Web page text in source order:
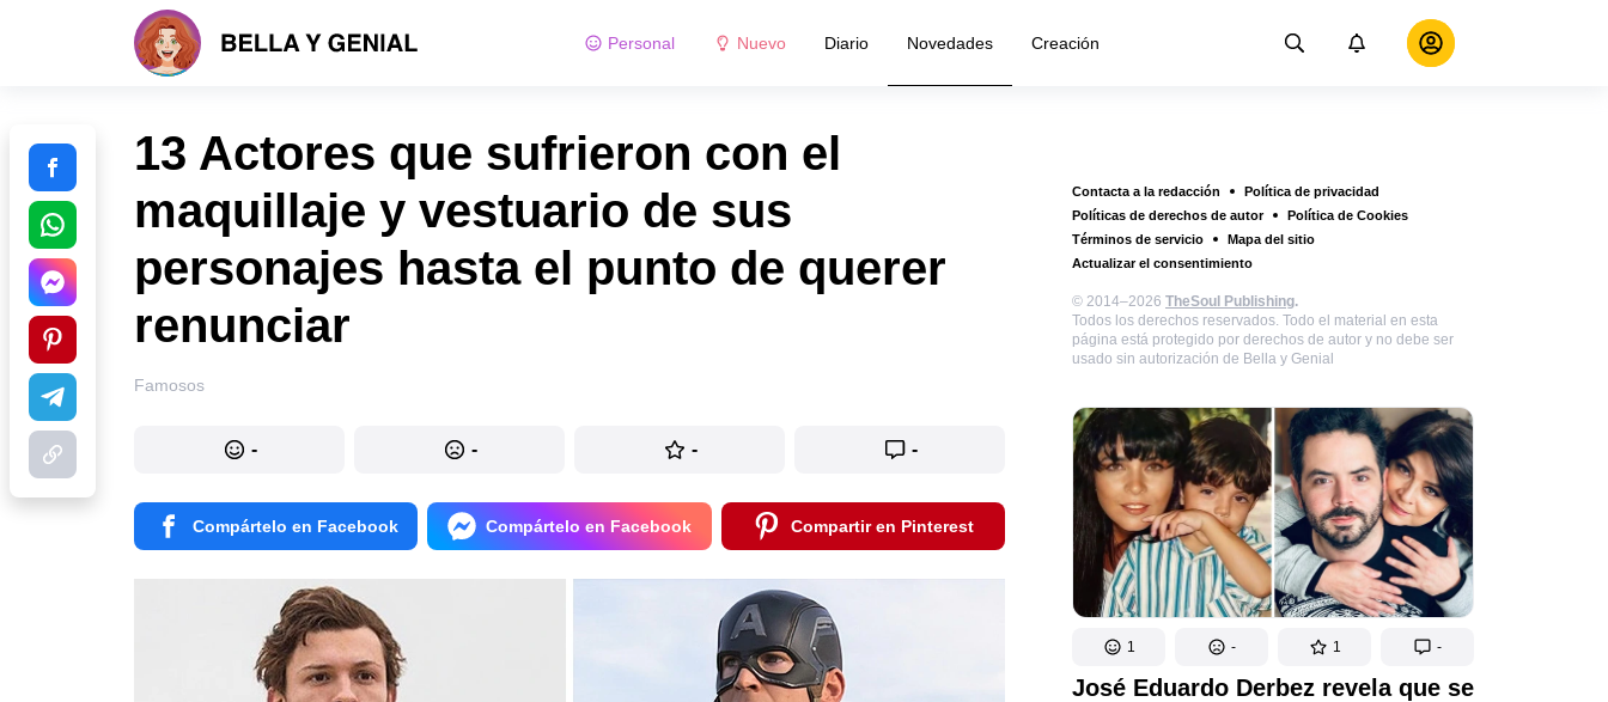
Personal Nuevo Diario Novedades Creación
Contacta a la redacción
Política de privacidad
Políticas de derechos de autor
Política de Cookies
Términos de servicio
Mapa del sitio
Actualizar el consentimiento
© 2014–2026 TheSoul Publishing.
Todos los derechos reservados. Todo el material en esta
página está protegido por derechos de autor y no debe ser
usado sin autorización de Bella y Genial
1 - 1 -
José Eduardo Derbez revela que se
13 Actores que sufrieron con el
maquillaje y vestuario de sus
personajes hasta el punto de querer
renunciar
Famosos
- - - -
Compártelo en Facebook Compártelo en Facebook Compartir en Pinterest